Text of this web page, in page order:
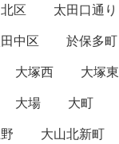
区
太田口通り
中区 於保多町
大塚西 大塚東
大場 大町
大山北新町